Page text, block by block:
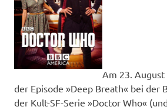
Am 23.
der Episode »Deep Breath« bei der
der Kult-SF-Serie »Doctor Who«